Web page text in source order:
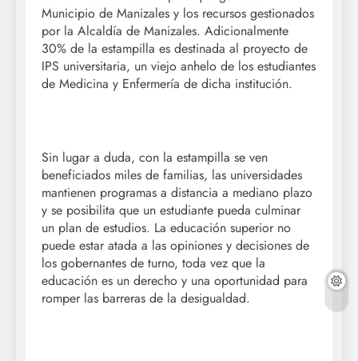
Municipio de Manizales y los recursos gestionados
por la Alcaldía de Manizales. Adicionalmente
30% de la estampilla es destinada al proyecto de
IPS universitaria, un viejo anhelo de los estudiantes
de Medicina y Enfermería de dicha institución.
Sin lugar a duda, con la estampilla se ven
beneficiados miles de familias, las universidades
mantienen programas a distancia a mediano plazo
y se posibilita que un estudiante pueda culminar
un plan de estudios. La educación superior no
puede estar atada a las opiniones y decisiones de
los gobernantes de turno, toda vez que la
educación es un derecho y una oportunidad para
romper las barreras de la desigualdad.